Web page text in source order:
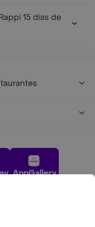
15 días de
AppGallery
ti